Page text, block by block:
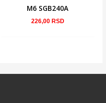
M6 SGB240A
226,00 RSD